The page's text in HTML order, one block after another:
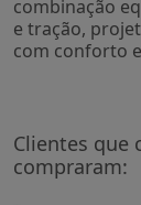
combinação
e tração,
com conforto
Clientes que
compraram: